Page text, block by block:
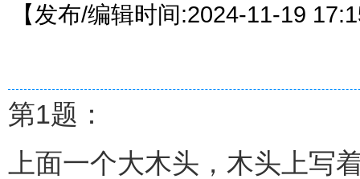
【发布/编辑时间:2024-11-19
第1题：
上面一个大木头，木头上写